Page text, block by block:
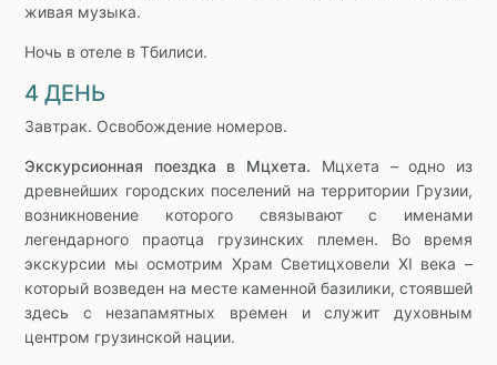
живая музыка.
Ночь в отеле в Тбилиси.
4 ДЕНЬ
Завтрак. Освобождение номеров.
Экскурсионная поездка в Мцхета. Мцхета – одно из
древнейших городских поселений на территории Грузии,
возникновение которого связывают с именами
легендарного праотца грузинских племен. Во время
экскурсии мы осмотрим Храм Светицховели XI века –
который возведен на месте каменной базилики, стоявшей
здесь с незапамятных времен и служит духовным
центром грузинской нации.